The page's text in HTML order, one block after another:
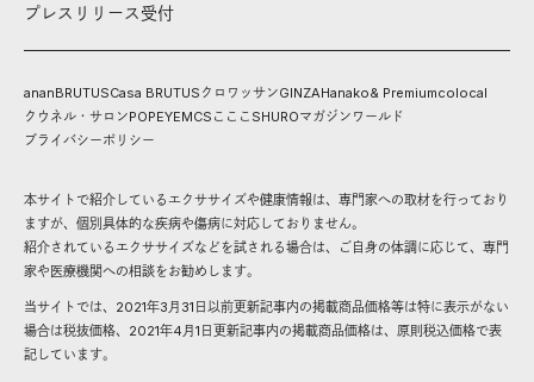
プレスリリース受付
ananBRUTUSCasa BRUTUS クロワッサンGINZAHanako& Premiumcolocal
クウネル・サロンPOPEYEMCS こここ SHUROマガジンワールド
プライバシーポリシー
本サイトで紹介しているエクササイズや健康情報は、専門家への取材を行っており
ますが、個別具体的な疾病や傷病に対応しておりません。
紹介されているエクササイズなどを試される場合は、ご自身の体調に応じて、専門
家や医療機関への相談をお勧めします。
当サイトでは、2021年3月31日以前更新記事内の掲載商品価格等は特に表示がない
場合は税抜価格、2021年4月1日更新記事内の掲載商品価格は、原則税込価格で表
記しています。